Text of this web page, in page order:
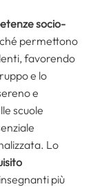
socio-
permettono
favorendo
e lo
e
scuole
Lo
più